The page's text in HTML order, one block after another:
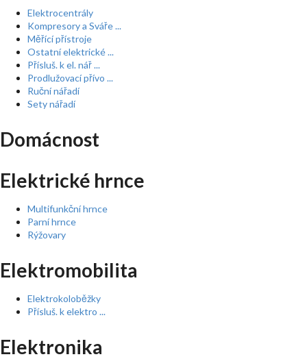
Elektrocentrály
Kompresory a Sváře ...
Měřící přístroje
Ostatní elektrické ...
Přísluš. k el. nář ...
Prodlužovací přívo ...
Ruční nářadí
Sety nářadí
Domácnost
Elektrické hrnce
Multifunkční hrnce
Parní hrnce
Rýžovary
Elektromobilita
Elektrokoloběžky
Přísluš. k elektro ...
Elektronika